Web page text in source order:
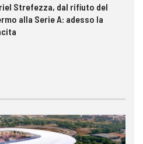
Strefezza, dal rifiuto del
alla Serie A: adesso la